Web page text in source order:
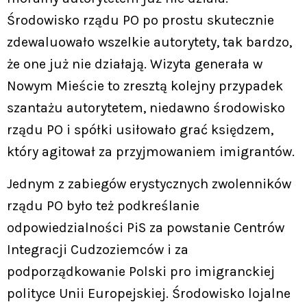
Środowisko rządu PO po prostu skutecznie
zdewaluowało wszelkie autorytety, tak bardzo,
że one już nie działają. Wizyta generała w
Nowym Mieście to zresztą kolejny przypadek
szantażu autorytetem, niedawno środowisko
rządu PO i spółki usiłowało grać księdzem,
który agitował za przyjmowaniem imigrantów.
Jednym z zabiegów erystycznych zwolenników
rządu PO było też podkreślanie
odpowiedzialności PiS za powstanie Centrów
Integracji Cudzoziemców i za
podporządkowanie Polski pro imigranckiej
polityce Unii Europejskiej. Środowisko lojalne